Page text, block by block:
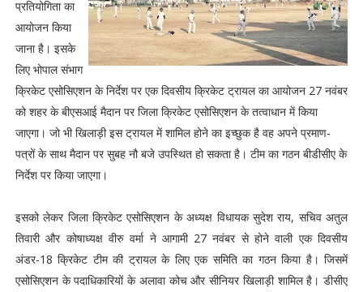
प्रतियोगिता का
आयोजन किया
जाना है। इसके
लिए भोपाल संभाग
क्रिकेट एसोसिएशन के निर्देश पर एक दिवसीय क्रिकेट ट्रायल का आयोजन 27 नवंबर
को शहर के बीएसआई मैदान पर जिला क्रिकेट एसोसिएशन के तत्वाधान में किया
जाएगा। जो भी खिलाड़ी इस ट्रायल में शामिल होने का इच्छुक है वह अपने प्रमाण-
पत्रों के साथ मैदान पर सुबह नौ बजे उपस्थित हो सकता है। टीम का गठन बीडीसीए के
निर्देश पर किया जाएगा।
इसको लेकर जिला क्रिकेट एसोसिएशन के अध्यक्ष विधायक सुदेश राय, सचिव अतुल
तिवारी और कोषाध्यक्ष वीरु वर्मा ने आगामी 27 नवंबर से होने वाली एक दिवसीय
अंडर-18 क्रिकेट टीम की ट्रायल के लिए एक समिति का गठन किया है। जिसमें
एसोसिएशन के पदाधिकारियों के अलावा कोच और सीनियर खिलाड़ी शामिल है। डीसीए